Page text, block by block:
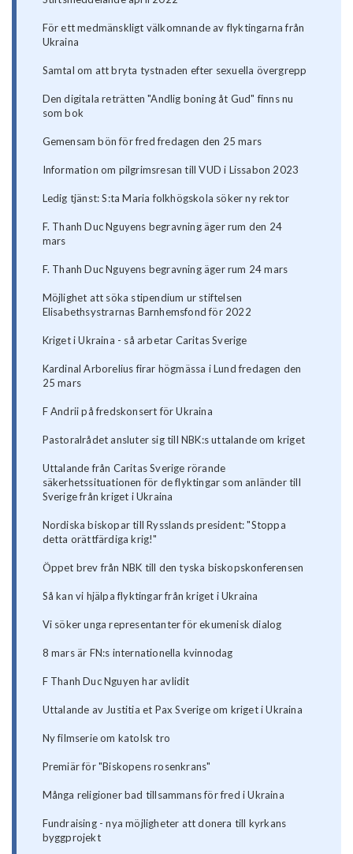
För ett medmänskligt välkomnande av flyktingarna från
Ukraina
Samtal om att bryta tystnaden efter sexuella övergrepp
Den digitala reträtten "Andlig boning åt Gud" finns nu
som bok
Gemensam bön för fred fredagen den 25 mars
Information om pilgrimsresan till VUD i Lissabon 2023
Ledig tjänst: S:ta Maria folkhögskola söker ny rektor
F. Thanh Duc Nguyens begravning äger rum den 24
mars
F. Thanh Duc Nguyens begravning äger rum 24 mars
Möjlighet att söka stipendium ur stiftelsen
Elisabethsystrarnas Barnhemsfond för 2022
Kriget i Ukraina - så arbetar Caritas Sverige
Kardinal Arborelius firar högmässa i Lund fredagen den
25 mars
F Andrii på fredskonsert för Ukraina
Pastoralrådet ansluter sig till NBK:s uttalande om kriget
Uttalande från Caritas Sverige rörande
säkerhetssituationen för de flyktingar som anländer till
Sverige från kriget i Ukraina
Nordiska biskopar till Rysslands president: "Stoppa
detta orättfärdiga krig!"
Öppet brev från NBK till den tyska biskopskonferensen
Så kan vi hjälpa flyktingar från kriget i Ukraina
Vi söker unga representanter för ekumenisk dialog
8 mars är FN:s internationella kvinnodag
F Thanh Duc Nguyen har avlidit
Uttalande av Justitia et Pax Sverige om kriget i Ukraina
Ny filmserie om katolsk tro
Premiär för "Biskopens rosenkrans"
Många religioner bad tillsammans för fred i Ukraina
Fundraising - nya möjligheter att donera till kyrkans
byggprojekt